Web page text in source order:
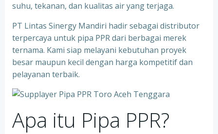
suhu, tekanan, dan kualitas air yang terjaga.
PT Lintas Sinergy Mandiri hadir sebagai distributor
terpercaya untuk pipa PPR dari berbagai merek
ternama. Kami siap melayani kebutuhan proyek
besar maupun kecil dengan harga kompetitif dan
pelayanan terbaik.
Apa itu Pipa PPR?